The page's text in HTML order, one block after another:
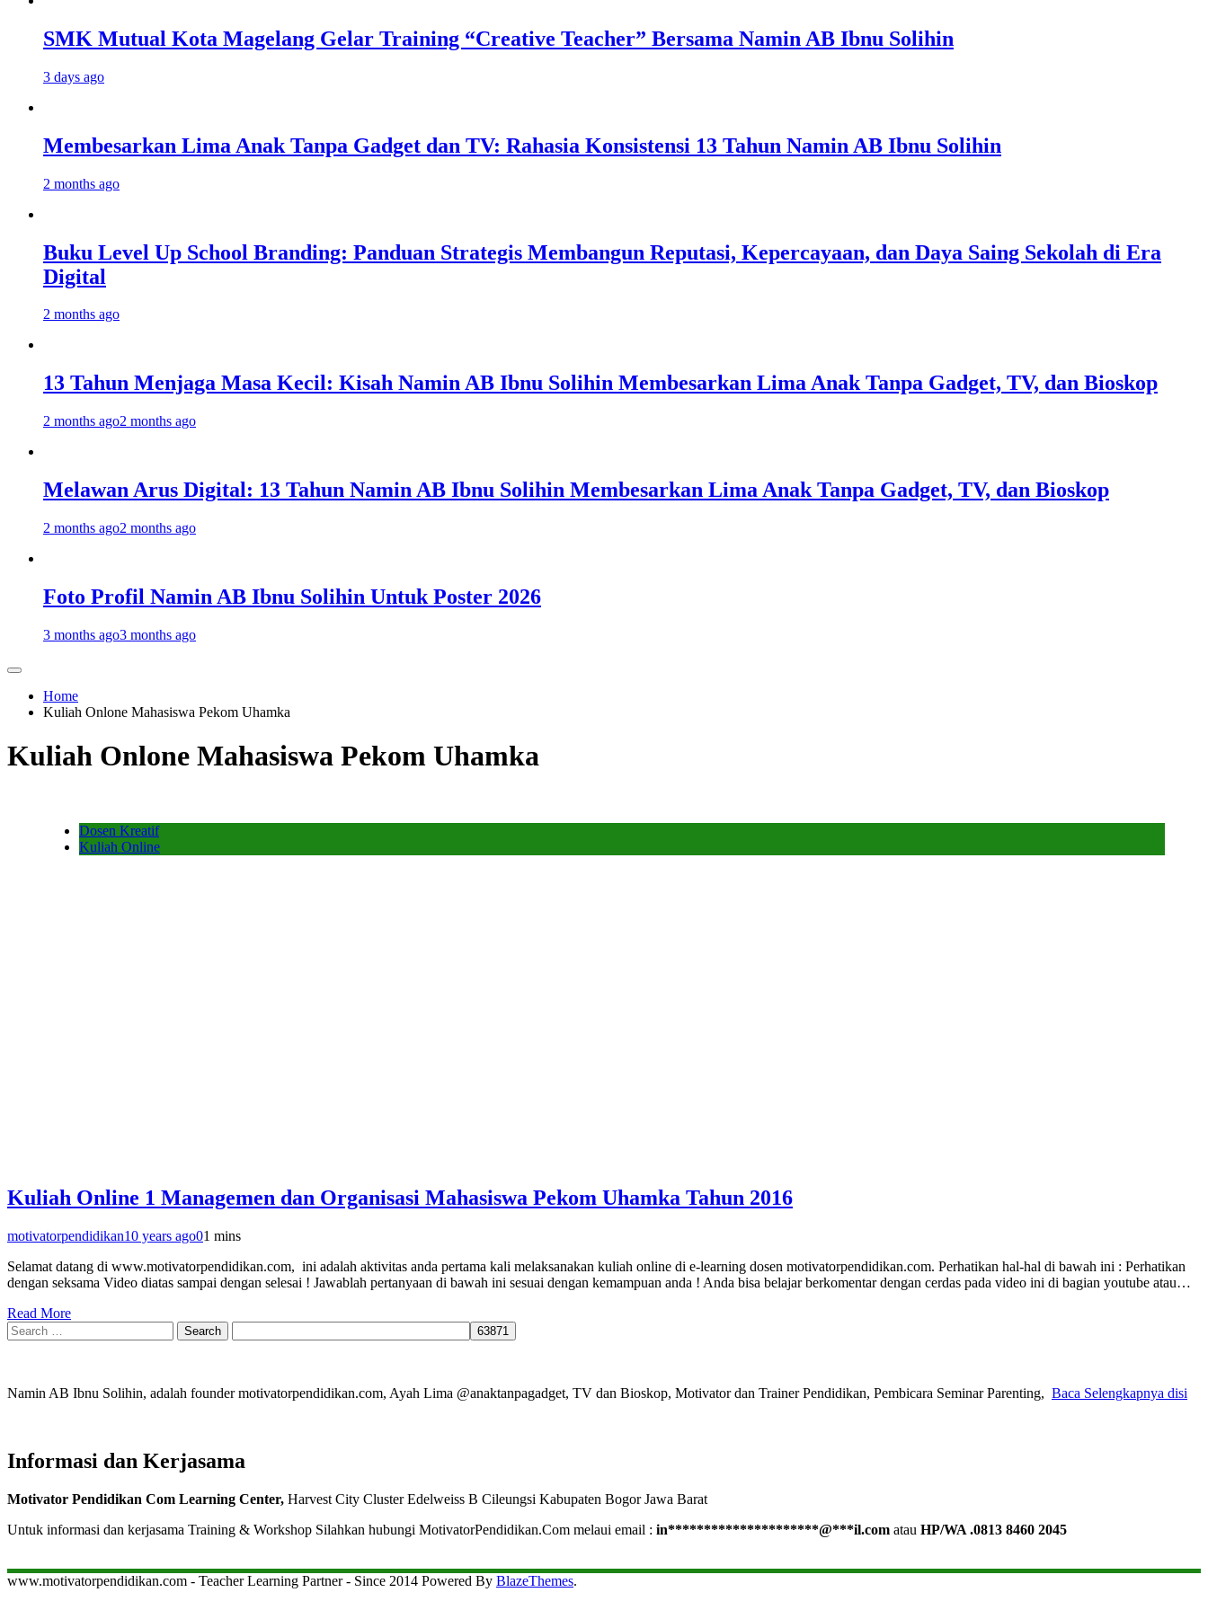
SMK Mutual Kota Magelang Gelar Training “Creative Teacher” Bersama Namin AB Ibnu Solihin
3 days ago
Membesarkan Lima Anak Tanpa Gadget dan TV: Rahasia Konsistensi 13 Tahun Namin AB Ibnu Solihin
2 months ago
Buku Level Up School Branding: Panduan Strategis Membangun Reputasi, Kepercayaan, dan Daya Saing Sekolah di Era
Digital
2 months ago
13 Tahun Menjaga Masa Kecil: Kisah Namin AB Ibnu Solihin Membesarkan Lima Anak Tanpa Gadget, TV, dan Bioskop
2 months ago2 months ago
Melawan Arus Digital: 13 Tahun Namin AB Ibnu Solihin Membesarkan Lima Anak Tanpa Gadget, TV, dan Bioskop
2 months ago2 months ago
Foto Profil Namin AB Ibnu Solihin Untuk Poster 2026
3 months ago3 months ago
Home
Kuliah Onlone Mahasiswa Pekom Uhamka
Kuliah Onlone Mahasiswa Pekom Uhamka
Dosen Kreatif
Kuliah Online
Kuliah Online 1 Managemen dan Organisasi Mahasiswa Pekom Uhamka Tahun 2016
motivatorpendidikan10 years ago01 mins
Selamat datang di www.motivatorpendidikan.com, ini adalah aktivitas anda pertama kali melaksanakan kuliah online di e-learning dosen motivatorpendidikan.com. Perhatikan hal-hal di bawah ini : Perhatikan
dengan seksama Video diatas sampai dengan selesai ! Jawablah pertanyaan di bawah ini sesuai dengan kemampuan anda ! Anda bisa belajar berkomentar dengan cerdas pada video ini di bagian youtube atau…
Read More
Search
for:
Namin AB Ibnu Solihin, adalah founder motivatorpendidikan.com, Ayah Lima @anaktanpagadget, TV dan Bioskop, Motivator dan Trainer Pendidikan, Pembicara Seminar Parenting, Baca Selengkapnya disi
Informasi dan Kerjasama
Motivator Pendidikan Com Learning Center, Harvest City Cluster Edelweiss B Cileungsi Kabupaten Bogor Jawa Barat
Untuk informasi dan kerjasama Training & Workshop Silahkan hubungi MotivatorPendidikan.Com melaui email : in*********************@***il.com atau HP/WA .0813 8460 2045
www.motivatorpendidikan.com - Teacher Learning Partner - Since 2014 Powered By BlazeThemes.